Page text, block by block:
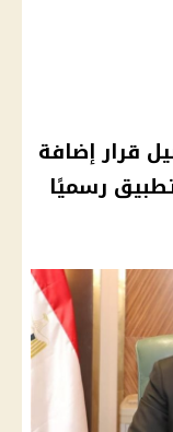
قرار إضافة
رسميًا